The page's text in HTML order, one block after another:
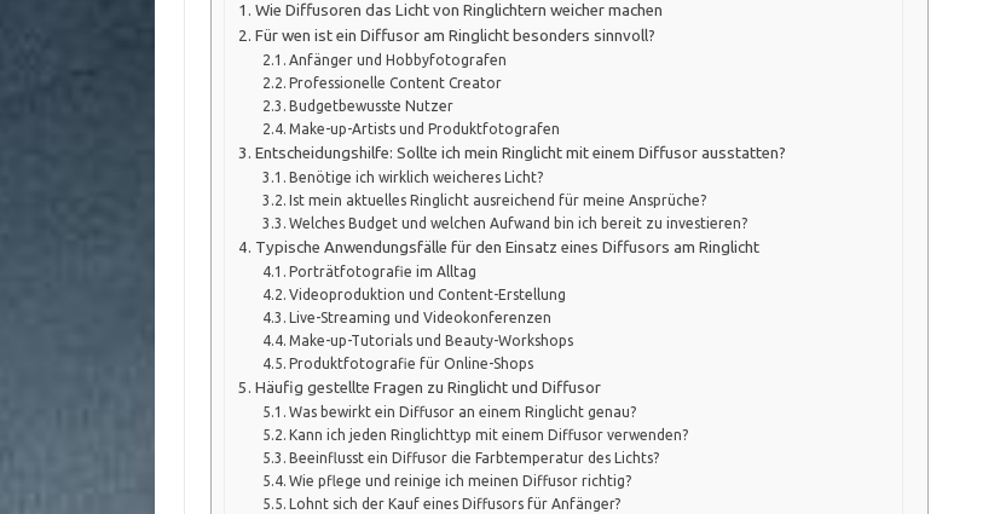
Wie Diffusoren das Licht von Ringlichtern weicher machen
Für wen ist ein Diffusor am Ringlicht besonders sinnvoll?
Anfänger und Hobbyfotografen
Professionelle Content Creator
Budgetbewusste Nutzer
Make-up-Artists und Produktfotografen
Entscheidungshilfe: Sollte ich mein Ringlicht mit einem Diffusor ausstatten?
Benötige ich wirklich weicheres Licht?
Ist mein aktuelles Ringlicht ausreichend für meine Ansprüche?
Welches Budget und welchen Aufwand bin ich bereit zu investieren?
Typische Anwendungsfälle für den Einsatz eines Diffusors am Ringlicht
Porträtfotografie im Alltag
Videoproduktion und Content-Erstellung
Live-Streaming und Videokonferenzen
Make-up-Tutorials und Beauty-Workshops
Produktfotografie für Online-Shops
Häufig gestellte Fragen zu Ringlicht und Diffusor
Was bewirkt ein Diffusor an einem Ringlicht genau?
Kann ich jeden Ringlichttyp mit einem Diffusor verwenden?
Beeinflusst ein Diffusor die Farbtemperatur des Lichts?
Wie pflege und reinige ich meinen Diffusor richtig?
Lohnt sich der Kauf eines Diffusors für Anfänger?